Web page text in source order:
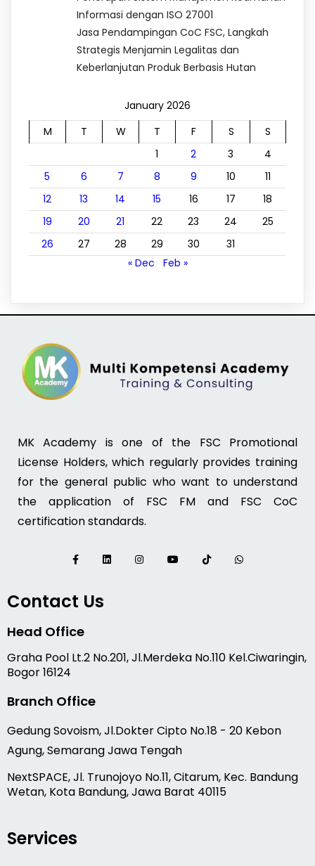
Informasi dengan ISO 27001
Jasa Pendampingan CoC FSC, Langkah
Strategis Menjamin Legalitas dan
Keberlanjutan Produk Berbasis Hutan
January 2026
M
T W T F S
S
1
2 3
4
5
6 7 8 9 10
11
12
13 14 15 16 17
18
19
20 21 22 23 24
25
26
27 28 29 30
31
« Dec
Feb »
MK Academy is one of the FSC Promotional
License Holders, which regularly provides training
for the general public who want to understand
the application of FSC FM and FSC CoC
certification standards.
Contact Us
Head Office
Graha Pool Lt.2 No.201, Jl.Merdeka No.110 Kel.Ciwaringin,
Bogor 16124
Branch Office
Gedung Sovoism, Jl.Dokter Cipto No.18 - 20 Kebon
Agung, Semarang Jawa Tengah
NextSPACE, Jl. Trunojoyo No.11, Citarum, Kec. Bandung
Wetan, Kota Bandung, Jawa Barat 40115
Services